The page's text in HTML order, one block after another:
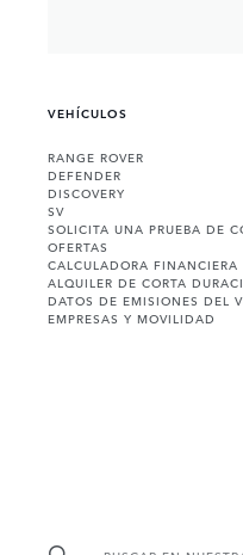
VEHÍCULOS
RANGE ROVER
DEFENDER
DISCOVERY
SV
SOLICITA UNA PRUEBA DE
OFERTAS
CALCULADORA FINANCIERA
ALQUILER DE CORTA
DATOS DE EMISIONES DEL
EMPRESAS Y MOVILIDAD